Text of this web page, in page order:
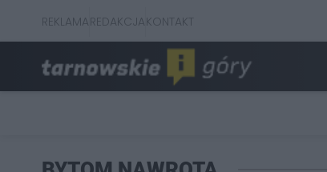
REKLAMAREDAKCJAKONTAKT